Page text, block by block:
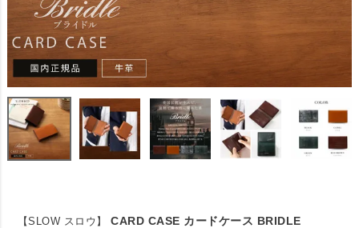
【SLOW スロウ】 CARD CASE カードケース BRIDLE